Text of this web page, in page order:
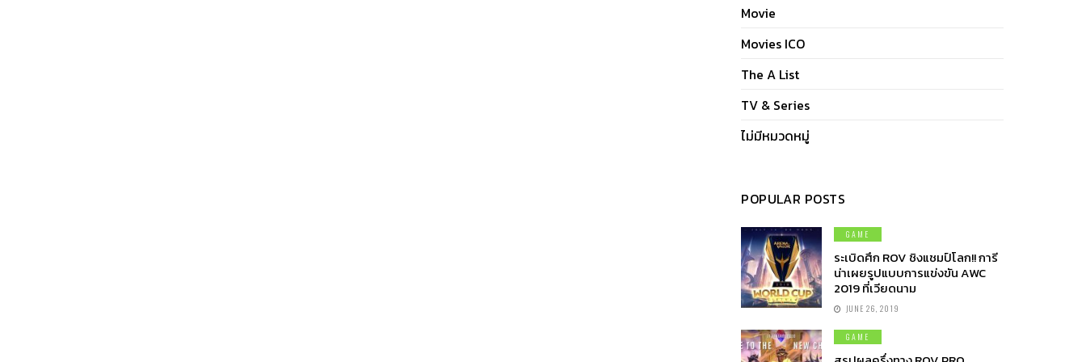
Movie
Movies ICO
The A List
TV & Series
ไม่มีหมวดหมู่
POPULAR POSTS
GAME
ระเบิดศึก ROV ชิงแชมป์โลก!! การี
น่าเผยรูปแบบการแข่งขัน AWC
2019 ที่เวียดนาม
JUNE 26, 2019
GAME